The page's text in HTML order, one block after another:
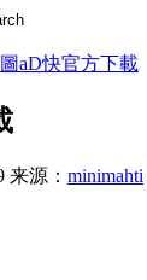
aD快官方下載
来源： minimahti